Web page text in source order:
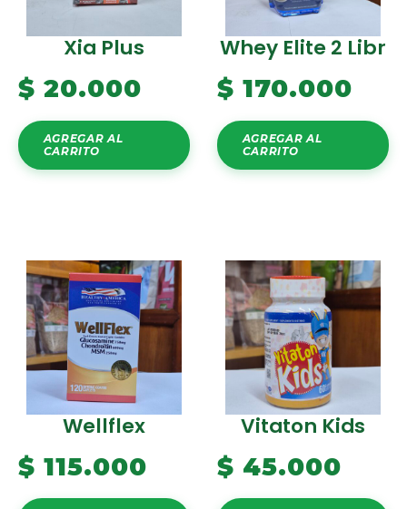
Xia Plus
$ 20.000
AGREGAR AL
CARRITO
Whey Elite 2 Libr
$ 170.000
AGREGAR AL
CARRITO
Wellflex
$ 115.000
Vitaton Kids
$ 45.000